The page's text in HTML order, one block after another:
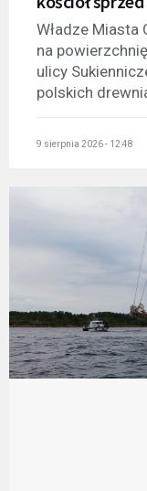
Władze Miasta
na
ulicy
polskich
9 sierpnia 2026 - 12:48